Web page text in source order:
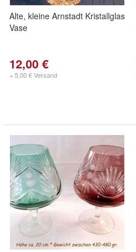
Alte, kleine Arnstadt Kristallglas
Vase
12,00 €
+ 5,00 € Versand